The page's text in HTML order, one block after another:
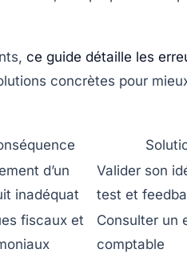
ce guide détaille les
concrètes pour
d’un
inadéquat
Valider son
test et
fiscaux et
Consulter un
comptable